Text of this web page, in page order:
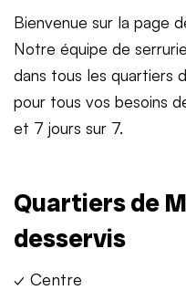
Bienvenue sur la page
Notre équipe de
dans tous les quartiers
pour tous vos besoins
et 7 jours sur 7.
Quartiers de
desservis
✓ Centre